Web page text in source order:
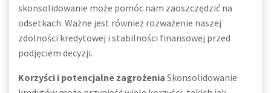
skonsolidowanie może pomóc nam zaoszczędzić na
odsetkach. Ważne jest również rozważenie naszej
zdolności kredytowej i stabilności finansowej przed
podjęciem decyzji.
Korzyści i potencjalne zagrożenia Skonsolidowanie